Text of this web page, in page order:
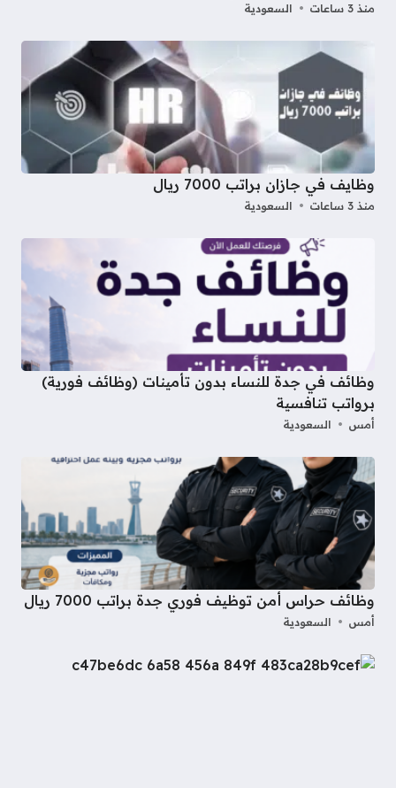
منذ 3 ساعات السعودية
وظايف في جازان براتب 7000 ريال
منذ 3 ساعات السعودية
وظائف في جدة للنساء بدون تأمينات (وظائف فورية)
برواتب تنافسية
أمس السعودية
وظائف حراس أمن توظيف فوري جدة براتب 7000 ريال
أمس السعودية